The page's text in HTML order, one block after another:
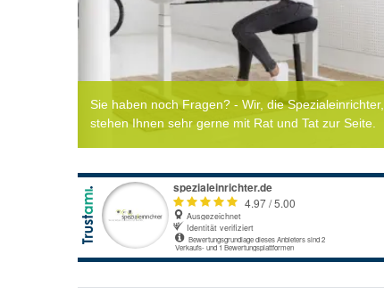
Sie haben noch Fragen? - Wir, die Spezialeinrichter,
stehen Ihnen sehr gerne mit Rat und Tat zur Seite.